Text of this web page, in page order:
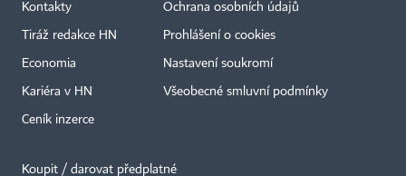
Kontakty
Tiráž redakce HN
Economia
Kariéra v HN
Ceník inzerce
Ochrana osobních údajů
Prohlášení o cookies
Nastavení soukromí
Všeobecné smluvní podmínky
Koupit / darovat předplatné